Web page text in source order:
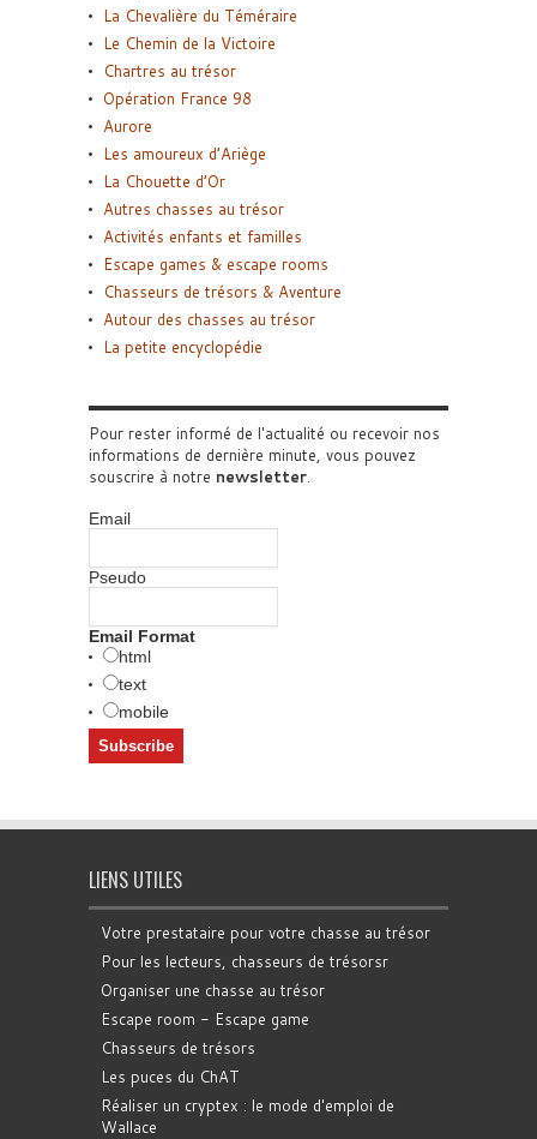
La Chevalière du Téméraire
Le Chemin de la Victoire
Chartres au trésor
Opération France 98
Aurore
Les amoureux d’Ariège
La Chouette d’Or
Autres chasses au trésor
Activités enfants et familles
Escape games & escape rooms
Chasseurs de trésors & Aventure
Autour des chasses au trésor
La petite encyclopédie
Pour rester informé de l'actualité ou recevoir nos
informations de dernière minute, vous pouvez
souscrire à notre newsletter
Email
Pseudo
Email Format
html
text
mobile
LIENS UTILES
Votre prestataire pour votre chasse au trésor
Pour les lecteurs, chasseurs de trésorsr
Organiser une chasse au trésor
Escape room - Escape game
Chasseurs de trésors
Les puces du ChAT
Réaliser un cryptex : le mode d'emploi de
Wallace